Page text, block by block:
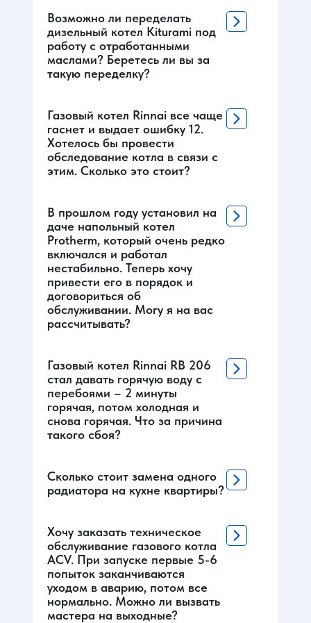
Возможно ли переделать
дизельный котел Kiturami под
работу с отработанными
маслами? Беретесь ли вы за
такую переделку?
Газовый котел Rinnai все чаще
гаснет и выдает ошибку 12.
Хотелось бы провести
обследование котла в связи с
этим. Сколько это стоит?
В прошлом году установил на
даче напольный котел
Protherm, который очень редко
включался и работал
нестабильно. Теперь хочу
привести его в порядок и
договориться об
обслуживании. Могу я на вас
рассчитывать?
Газовый котел Rinnai RB 206
стал давать горячую воду с
перебоями – 2 минуты
горячая, потом холодная и
снова горячая. Что за причина
такого сбоя?
Сколько стоит замена одного
радиатора на кухне квартиры?
Хочу заказать техническое
обслуживание газового котла
ACV. При запуске первые 5-6
попыток заканчиваются
уходом в аварию, потом все
нормально. Можно ли вызвать
мастера на выходные?